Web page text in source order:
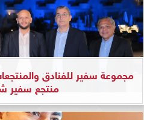
مجموعة سفير للفنادق
منتجع سفير